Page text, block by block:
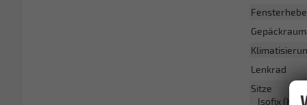
Lenkrad
Sitze
Isofix